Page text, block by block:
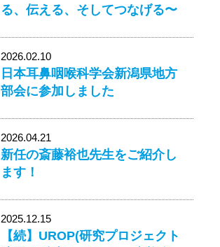
る、伝える、そしてつなげる〜
2026.02.10
日本耳鼻咽喉科学会新潟県地方
部会に参加しました
2026.04.21
新任の斎藤裕也先生をご紹介し
ます！
2025.12.15
【続】UROP(研究プロジェクト